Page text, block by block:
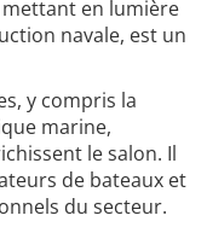
en lumière
navale, est un
y compris la
marine,
le salon. Il
de bateaux et
du secteur.